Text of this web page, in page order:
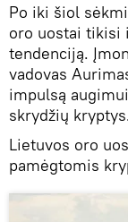
Po iki šiol
oro uostai tikisi
tendenciją.
vadovas
impulsą
skrydžių
Lietuvos oro
pamėgtomis